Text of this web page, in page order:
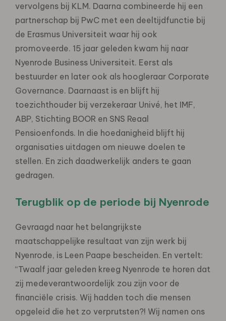
vervolgens bij KLM. Daarna combineerde hij een
partnerschap bij PwC met een deeltijdfunctie bij
de Erasmus Universiteit waar hij ook
promoveerde. 15 jaar geleden kwam hij naar
Nyenrode Business Universiteit. Eerst als
bestuurder en later ook als hoogleraar Corporate
Governance. Daarnaast is en blijft hij
toezichthouder bij verzekeraar Univé, het IMF,
ABP, Stichting BOOR en SNS Reaal
Pensioenfonds. In die hoedanigheid blijft hij
organisaties uitdagen om nieuwe doelen te
stellen. En zich daadwerkelijk anders te gaan
gedragen.
Terugblik op de periode bij Nyenrode
Gevraagd naar het belangrijkste
maatschappelijke resultaat van zijn werk bij
Nyenrode, is Leen Paape bescheiden. En vertelt:
“Twaalf jaar geleden kreeg Nyenrode te horen dat
zij medeverantwoordelijk zou zijn voor de
financiële crisis. Wij hadden toch die mensen
opgeleid die het zo verprutsten?! Wij namen ons